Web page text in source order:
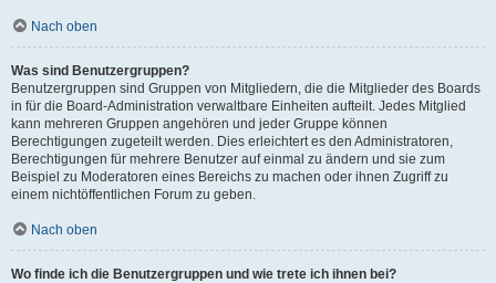
Nach oben
Was sind Benutzergruppen?
Benutzergruppen sind Gruppen von Mitgliedern, die die Mitglieder des Boards
in für die Board-Administration verwaltbare Einheiten aufteilt. Jedes Mitglied
kann mehreren Gruppen angehören und jeder Gruppe können
Berechtigungen zugeteilt werden. Dies erleichtert es den Administratoren,
Berechtigungen für mehrere Benutzer auf einmal zu ändern und sie zum
Beispiel zu Moderatoren eines Bereichs zu machen oder ihnen Zugriff zu
einem nichtöffentlichen Forum zu geben.
Nach oben
Wo finde ich die Benutzergruppen und wie trete ich ihnen bei?